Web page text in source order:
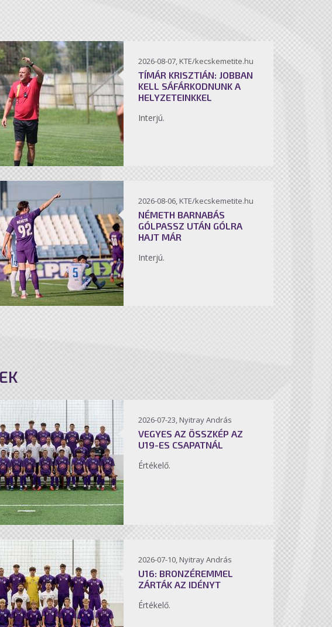
2026-08-07, KTE/kecskemetite.hu
TÍMÁR KRISZTIÁN: JOBBAN
KELL SÁFÁRKODNUNK A
HELYZETEINKKEL
Interjú.
2026-08-06, KTE/kecskemetite.hu
NÉMETH BARNABÁS
GÓLPASSZ UTÁN GÓLRA
HAJT MÁR
Interjú.
2026-07-23, Nyitray András
VEGYES AZ ÖSSZKÉP AZ
U19-ES CSAPATNÁL
Értékelő.
2026-07-10, Nyitray András
U16: BRONZÉREMMEL
ZÁRTÁK AZ IDÉNYT
Értékelő.